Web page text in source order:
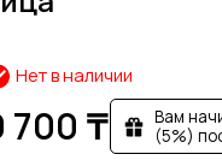
Нет в наличии
700 ₸
Вам
(5%)